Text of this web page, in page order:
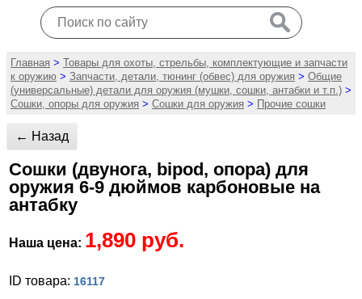
Главная > Товары для охоты, стрельбы, комплектующие и запчасти
к оружию > Запчасти, детали, тюнинг (обвес) для оружия > Общие
(универсальные) детали для оружия (мушки, сошки, антабки и т.п.) >
Сошки, опоры для оружия > Сошки для оружия > Прочие сошки
← Назад
Сошки (двунога, bipod, опора) для
оружия 6-9 дюймов карбоновые на
антабку
Наша цена: 1,890 руб.
ID товара: 16117